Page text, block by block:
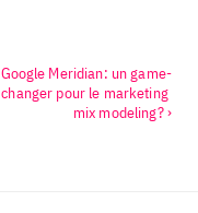
Google Meridian: un game-
changer pour le marketing
mix modeling? ›